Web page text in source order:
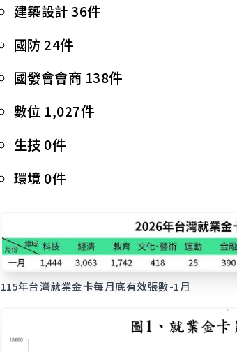
建築設計 36件
國防 24件
國發會會商 138件
數位 1,027件
生技 0件
環境 0件
115年台灣就業金卡每月底有效張數-1月